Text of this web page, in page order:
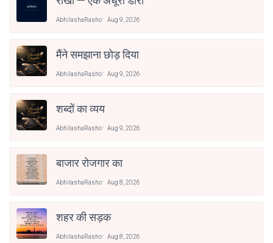
AbhilashaRasho Aug 9, 2026
मैंने समझाना छोड़ दिया
AbhilashaRasho Aug 9, 2026
शब्दों का व्यय
AbhilashaRasho Aug 9, 2026
बाजार रोजगार का
AbhilashaRasho Aug 8, 2026
शहर की सड़क
AbhilashaRasho Aug 8, 2026